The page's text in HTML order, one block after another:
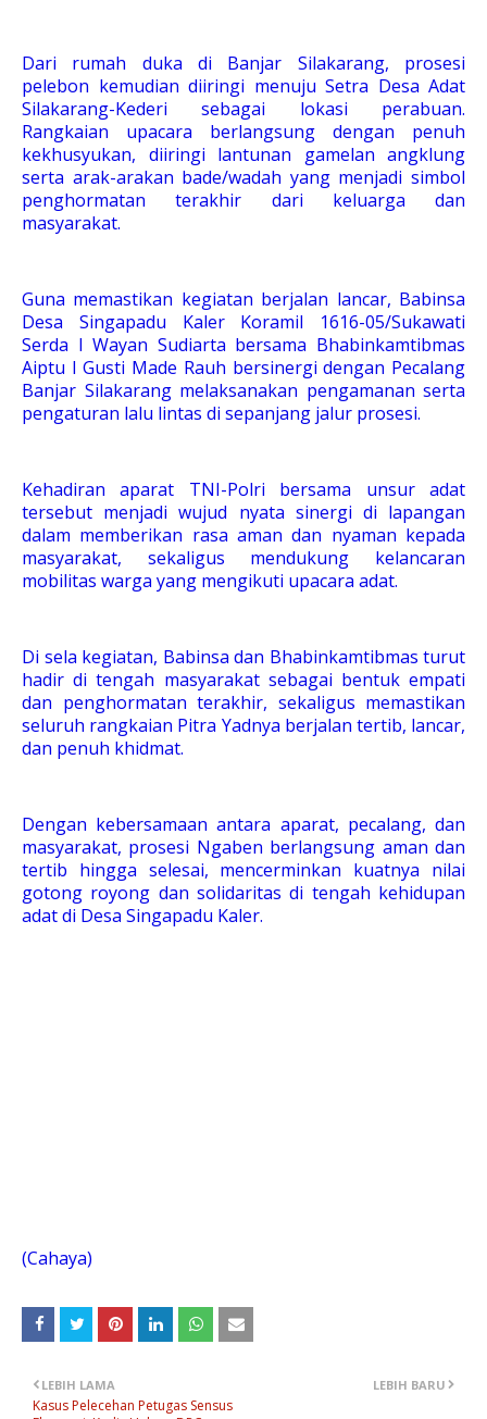
Dari rumah duka di Banjar Silakarang, prosesi
pelebon kemudian diiringi menuju Setra Desa Adat
Silakarang-Kederi sebagai lokasi perabuan.
Rangkaian upacara berlangsung dengan penuh
kekhusyukan, diiringi lantunan gamelan angklung
serta arak-arakan bade/wadah yang menjadi simbol
penghormatan terakhir dari keluarga dan
masyarakat.
Guna memastikan kegiatan berjalan lancar, Babinsa
Desa Singapadu Kaler Koramil 1616-05/Sukawati
Serda I Wayan Sudiarta bersama Bhabinkamtibmas
Aiptu I Gusti Made Rauh bersinergi dengan Pecalang
Banjar Silakarang melaksanakan pengamanan serta
pengaturan lalu lintas di sepanjang jalur prosesi.
Kehadiran aparat TNI-Polri bersama unsur adat
tersebut menjadi wujud nyata sinergi di lapangan
dalam memberikan rasa aman dan nyaman kepada
masyarakat, sekaligus mendukung kelancaran
mobilitas warga yang mengikuti upacara adat.
Di sela kegiatan, Babinsa dan Bhabinkamtibmas turut
hadir di tengah masyarakat sebagai bentuk empati
dan penghormatan terakhir, sekaligus memastikan
seluruh rangkaian Pitra Yadnya berjalan tertib, lancar,
dan penuh khidmat.
Dengan kebersamaan antara aparat, pecalang, dan
masyarakat, prosesi Ngaben berlangsung aman dan
tertib hingga selesai, mencerminkan kuatnya nilai
gotong royong dan solidaritas di tengah kehidupan
adat di Desa Singapadu Kaler.
(Cahaya)
LEBIH BARU
LEBIH LAMA
Kasus Pelecehan Petugas Sensus